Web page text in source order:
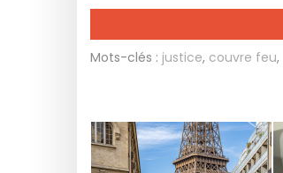
Mots-clés : justice, couvre feu,